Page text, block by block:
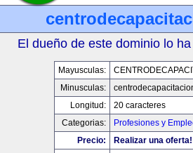
El dueño de este dominio lo
Mayusculas:
Minusculas:
Longitud:
20 caracteres
Categorias:
Profesiones y
Precio:
Realizar una oferta!